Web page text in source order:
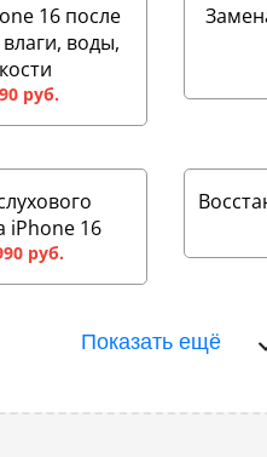
16 после
воды,
руб.
iPhone 16
руб.
Показать ещё